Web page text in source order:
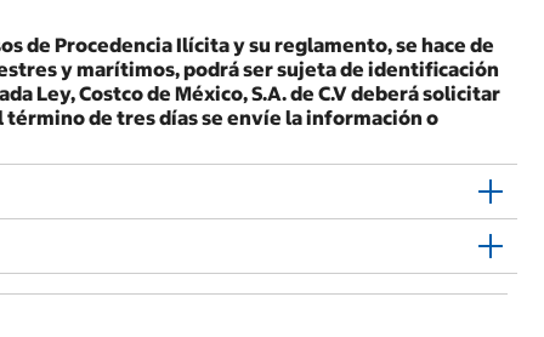
de Procedencia Ilícita y su reglamento, se hace de
y marítimos, podrá ser sujeta de identificación
Ley, Costco de México, S.A. de C.V deberá solicitar
de tres días se envíe la información o